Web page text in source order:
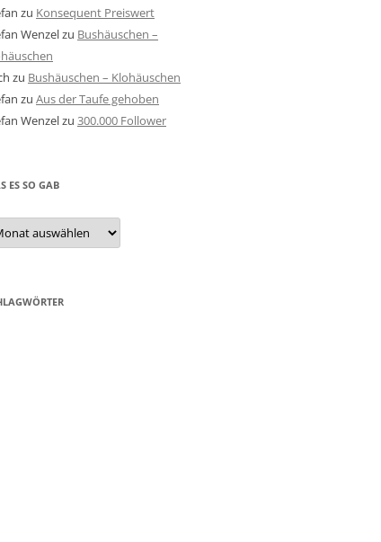
zu Konsequent Preiswert
Wenzelzu Bushäuschen –
zu Bushäuschen – Klohäuschen
zu Aus der Taufe gehoben
Wenzelzu 300.000 Follower
ES SO GAB